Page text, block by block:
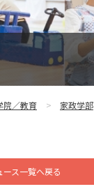
院／教育 家政学部
ース一覧へ戻る